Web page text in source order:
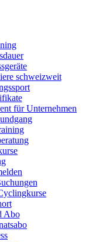
schweizweit
für Unternehmen
Abo